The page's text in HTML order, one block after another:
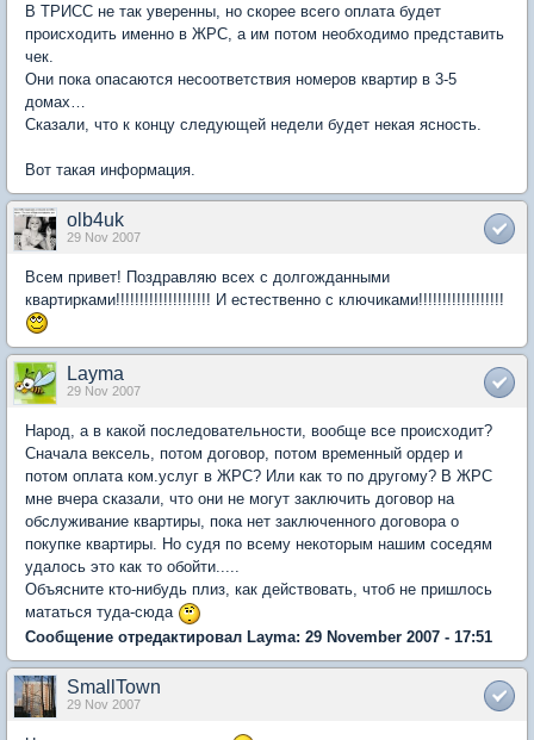
В ТРИСС не так уверенны, но скорее всего оплата будет
происходить именно в ЖРС, а им потом необходимо представить
чек.
Они пока опасаются несоответствия номеров квартир в 3-5
домах…
Сказали, что к концу следующей недели будет некая ясность.
Вот такая информация.
olb4uk
29 Nov 2007
Всем привет! Поздравляю всех с долгожданными
квартирками!!!!!!!!!!!!!!!!!!!! И естественно с ключиками!!!!!!!!!!!!!!!!!!
Layma
29 Nov 2007
Народ, а в какой последовательности, вообще все происходит?
Сначала вексель, потом договор, потом временный ордер и
потом оплата ком.услуг в ЖРС? Или как то по другому? В ЖРС
мне вчера сказали, что они не могут заключить договор на
обслуживание квартиры, пока нет заключенного договора о
покупке квартиры. Но судя по всему некоторым нашим соседям
удалось это как то обойти.....
Объясните кто-нибудь плиз, как действовать, чтоб не пришлось
мататься туда-сюда
Сообщение отредактировал Layma: 29 November 2007 - 17:51
SmallTown
29 Nov 2007